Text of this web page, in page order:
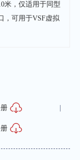
米，仅适用于同型
，可用于VSF虚拟